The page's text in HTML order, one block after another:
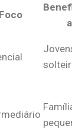
Foco